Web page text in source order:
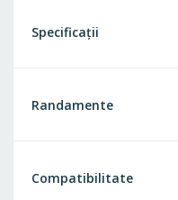
Specificații
Randamente
Compatibilitate